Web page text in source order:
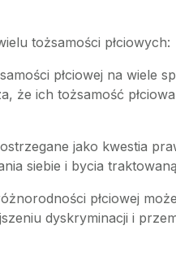
tożsamości płciowych:
płciowej na wiele
że ich tożsamość
jako kwestia
siebie i bycia
płciowej
dyskryminacji i